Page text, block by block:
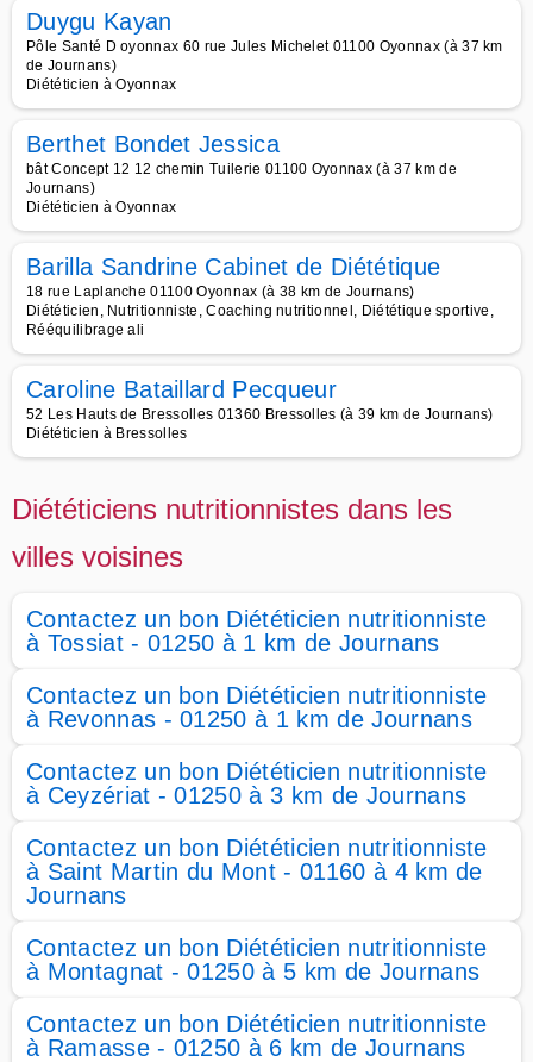
Duygu Kayan
Pôle Santé D oyonnax 60 rue Jules Michelet 01100 Oyonnax (à 37 km
de Journans)
Diététicien à Oyonnax
Berthet Bondet Jessica
bât Concept 12 12 chemin Tuilerie 01100 Oyonnax (à 37 km de
Journans)
Diététicien à Oyonnax
Barilla Sandrine Cabinet de Diététique
18 rue Laplanche 01100 Oyonnax (à 38 km de Journans)
Diététicien, Nutritionniste, Coaching nutritionnel, Diététique sportive,
Rééquilibrage ali
Caroline Bataillard Pecqueur
52 Les Hauts de Bressolles 01360 Bressolles (à 39 km de Journans)
Diététicien à Bressolles
Diététiciens nutritionnistes dans les
villes voisines
Contactez un bon Diététicien nutritionniste
à Tossiat - 01250 à 1 km de Journans
Contactez un bon Diététicien nutritionniste
à Revonnas - 01250 à 1 km de Journans
Contactez un bon Diététicien nutritionniste
à Ceyzériat - 01250 à 3 km de Journans
Contactez un bon Diététicien nutritionniste
à Saint Martin du Mont - 01160 à 4 km de
Journans
Contactez un bon Diététicien nutritionniste
à Montagnat - 01250 à 5 km de Journans
Contactez un bon Diététicien nutritionniste
à Ramasse - 01250 à 6 km de Journans